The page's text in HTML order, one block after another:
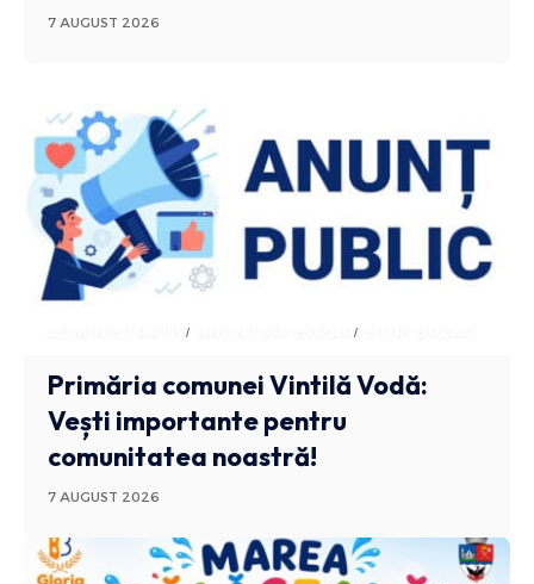
7 AUGUST 2026
ADMINISTRATIV ANUNTURI BUZAU
Primăria comunei Vintilă Vodă:
Vești importante pentru
comunitatea noastră!
7 AUGUST 2026